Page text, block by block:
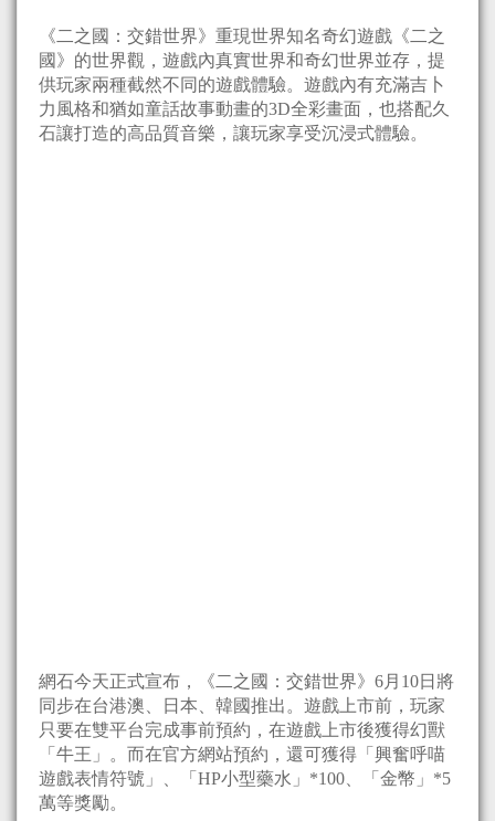
《二之國：交錯世界》重現世界知名奇幻遊戲《二之
國》的世界觀，遊戲內真實世界和奇幻世界並存，提
供玩家兩種截然不同的遊戲體驗。遊戲內有充滿吉卜
力風格和猶如童話故事動畫的3D全彩畫面，也搭配久
石讓打造的高品質音樂，讓玩家享受沉浸式體驗。
網石今天正式宣布，《二之國：交錯世界》6月10日將
同步在台港澳、日本、韓國推出。遊戲上市前，玩家
只要在雙平台完成事前預約，在遊戲上市後獲得幻獸
「牛王」。而在官方網站預約，還可獲得「興奮呼喵
遊戲表情符號」、「HP小型藥水」*100、「金幣」*5
萬等獎勵。